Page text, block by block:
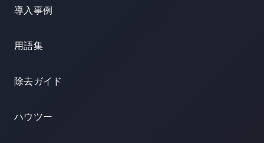
導入事例
用語集
除去ガイド
ハウツー